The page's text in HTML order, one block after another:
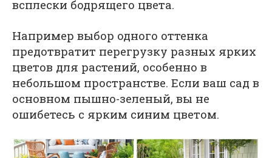
всплески бодрящего цвета.
Например выбор одного оттенка
предотвратит перегрузку разных ярких
цветов для растений, особенно в
небольшом пространстве. Если ваш сад в
основном пышно-зеленый, вы не
ошибетесь с ярким синим цветом.